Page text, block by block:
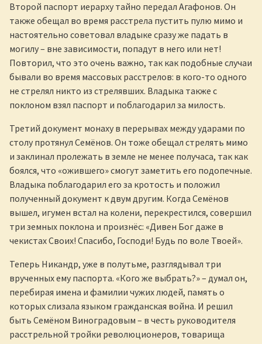
Второй паспорт иерарху тайно передал Агафонов. Он
также обещал во время расстрела пустить пулю мимо и
настоятельно советовал владыке сразу же падать в
могилу – вне зависимости, попадут в него или нет!
Повторил, что это очень важно, так как подобные случаи
бывали во время массовых расстрелов: в кого-то одного
не стрелял никто из стрелявших. Владыка также с
поклоном взял паспорт и поблагодарил за милость.
Третий документ монаху в перерывах между ударами по
столу протянул Семёнов. Он тоже обещал стрелять мимо
и заклинал пролежать в земле не менее получаса, так как
боялся, что «ожившего» смогут заметить его подопечные.
Владыка поблагодарил его за кротость и положил
полученный документ к двум другим. Когда Семёнов
вышел, игумен встал на колени, перекрестился, совершил
три земных поклона и произнёс: «Дивен Бог даже в
чекистах Своих! Спасибо, Господи! Будь по воле Твоей».
Теперь Никандр, уже в полутьме, разглядывал три
врученных ему паспорта. «Кого же выбрать?» – думал он,
перебирая имена и фамилии чужих людей, память о
которых слизала языком гражданская война. И решил
быть Семёном Виноградовым – в честь руководителя
расстрельной тройки революционеров, товарища